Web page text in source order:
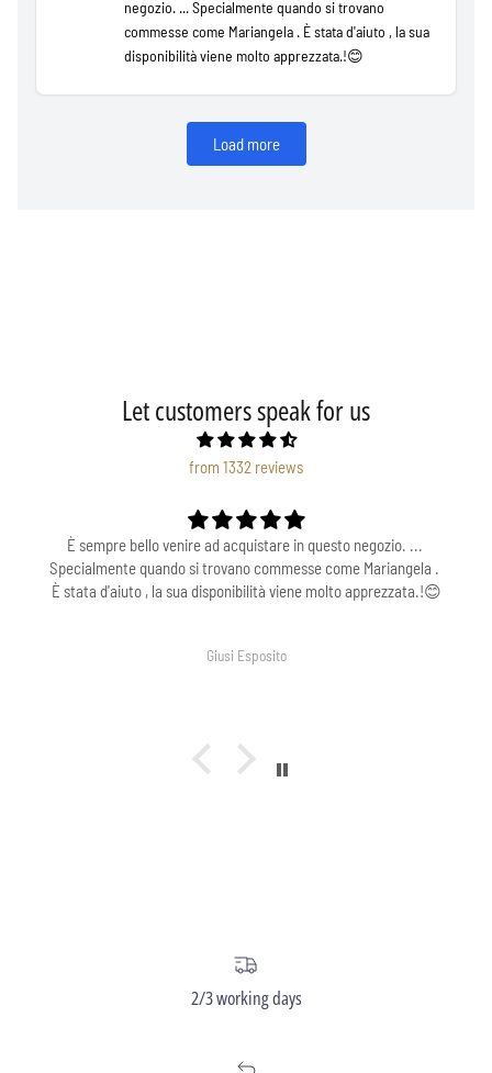
Let customers speak for us
from 1332 reviews
È sempre bello venire ad acquistare in questo negozio. ...
Specialmente quando si trovano commesse come Mariangela .
È stata d'aiuto , la sua disponibilità viene molto apprezzata.!😊
Giusi Esposito
2/3 working days